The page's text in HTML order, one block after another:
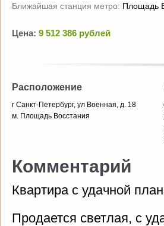
Ближайшая станция метро: Площадь
Цена: 9 512 386 рублей
Расположение
г Санкт-Петербург, ул Военная, д. 18
м. Площадь Восстания
Комментарий
Квартира с удачной
Продается светлая, с